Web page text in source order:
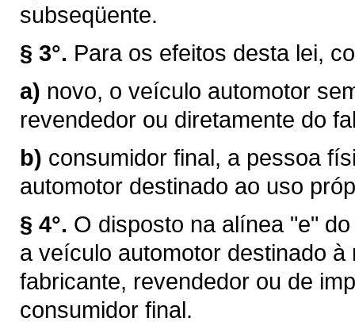
subseqüente.
§ 3°. Para os efeitos desta lei,
a) novo, o veículo automotor
revendedor ou diretamente do
b) consumidor final, a pessoa
automotor destinado ao uso
§ 4°. O disposto na alínea "e"
a veículo automotor destinado
fabricante, revendedor ou de
consumidor final.